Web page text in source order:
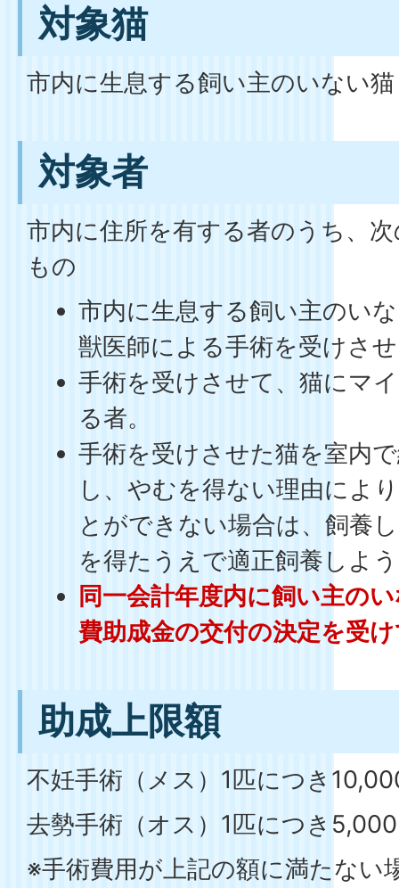
対象猫
市内に生息する飼い主のいない猫
対象者
市内に住所を有する者のうち、
もの
市内に生息する飼い主のい
獣医師による手術を受けさ
手術を受けさせて、猫にマ
る者。
手術を受けさせた猫を室内
し、やむを得ない理由によ
とができない場合は、飼養
を得たうえで適正飼養しよ
同一会計年度内に飼い主の
費助成金の交付の決定を受
助成上限額
不妊手術（メス）1匹につき
去勢手術（オス）1匹につき
※手術費用が上記の額に満たない